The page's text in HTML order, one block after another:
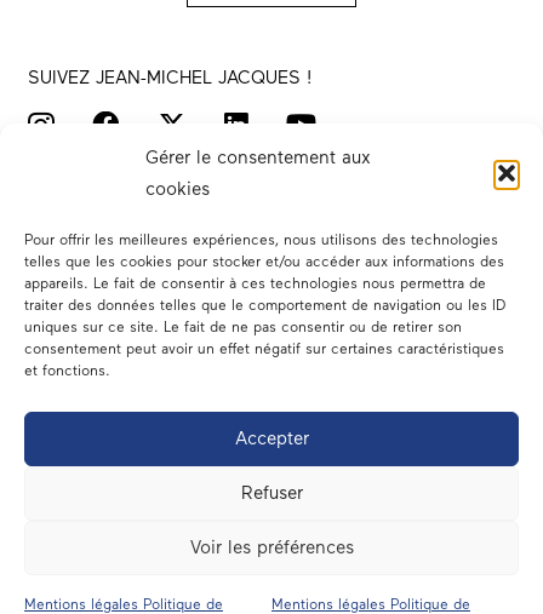
Gérer le consentement aux
cookies
Pour offrir les meilleures expériences, nous utilisons des technologies
telles que les cookies pour stocker et/ou accéder aux informations des
appareils. Le fait de consentir à ces technologies nous permettra de
traiter des données telles que le comportement de navigation ou les ID
uniques sur ce site. Le fait de ne pas consentir ou de retirer son
consentement peut avoir un effet négatif sur certaines caractéristiques
et fonctions.
Accepter
Refuser
Voir les préférences
Mentions légales Politique de Mentions légales Politique de
SUIVEZ JEAN-MICHEL JACQUES !
Votre député
Dans les médias
En circonscription
A l’assemblée
Contact